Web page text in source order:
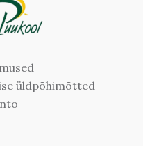
üldpõhimõtted